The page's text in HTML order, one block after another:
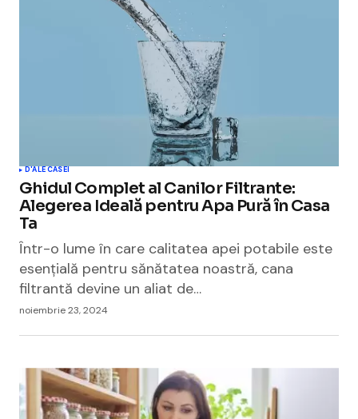
D'ALE CASEI
Ghidul Complet al Canilor Filtrante:
Alegerea Ideală pentru Apa Pură în Casa
Ta
Într-o lume în care calitatea apei potabile este
esențială pentru sănătatea noastră, cana
filtrantă devine un aliat de…
noiembrie 23, 2024